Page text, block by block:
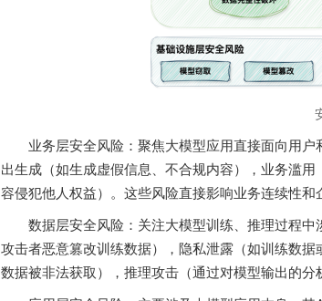
业务层安全风险：聚焦大模型应用直接面向用
出生成（如生成虚假信息、不合规内容），业务滥
容侵犯他人权益）。这些风险直接影响业务连续性和
数据层安全风险：关注大模型训练、推理过程
攻击者恶意篡改训练数据），隐私泄露（如训练数
数据被非法获取），推理攻击（通过对模型输出的分